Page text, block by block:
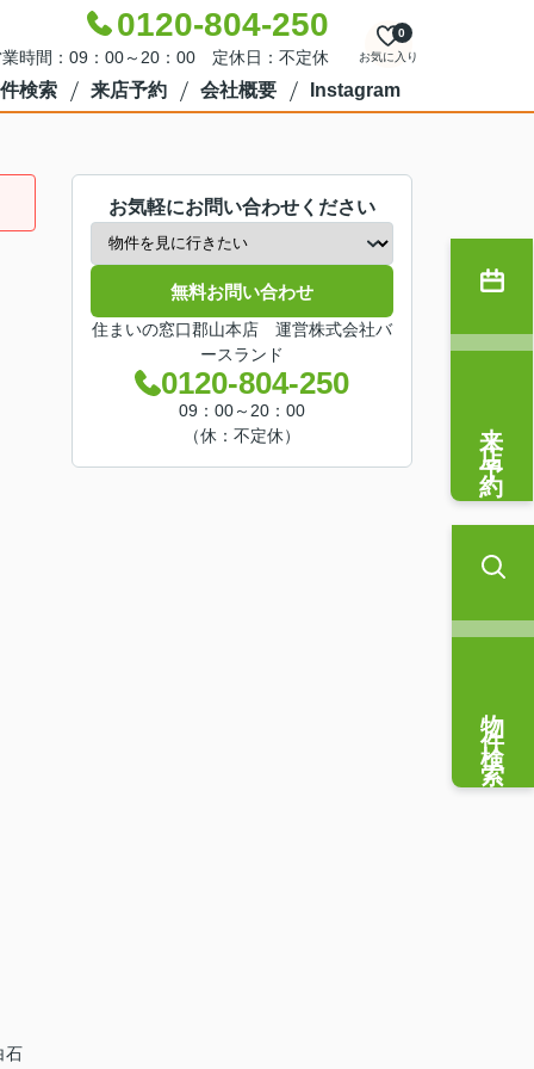
0120-804-250
業時間：09：00～20：00 定休日：不定休 お気に入り
0
検索 来店予約 会社概要 Instagram
石
お気軽にお問い合わせください
無料お問い合わせ
住まいの窓口郡山本店 運営株式会社バ
ースランド
0120-804-250
09：00～20：00
（休：不定休）
来店予約
物件検索